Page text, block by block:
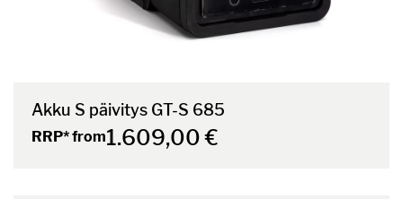
Akku S päivitys GT-S 685
RRP* from1.609,00 €